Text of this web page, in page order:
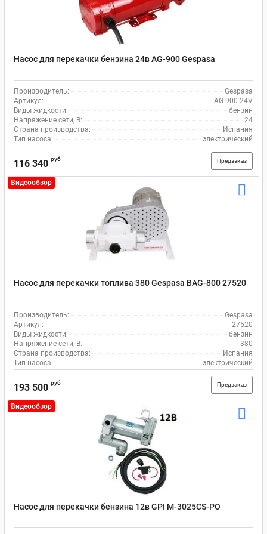
Насос для перекачки бензина 24в AG-900 Gespasa
Производитель:
Gespasa
Артикул:
AG-900 24V
Виды жидкости:
бензин
Напряжение сети, В:
24
Страна производства:
Испания
Тип насоса:
электрический
116 340 руб Предзаказ
Видеообзор
Насос для перекачки топлива 380 Gespasa BAG-800 27520
Производитель:
Gespasa
Артикул:
27520
Виды жидкости:
бензин
Напряжение сети, В:
380
Страна производства:
Испания
Тип насоса:
электрический
193 500 руб Предзаказ
Видеообзор
Насос для перекачки бензина 12в GPI M-3025CS-PO